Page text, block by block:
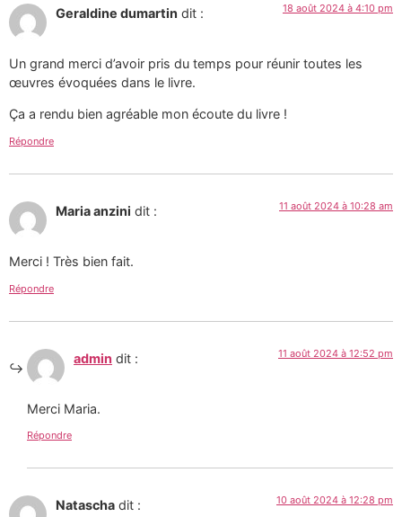
Geraldine dumartin dit : 18 août 2024 à 4:10 pm
Un grand merci d’avoir pris du temps pour réunir toutes les
œuvres évoquées dans le livre.
Ça a rendu bien agréable mon écoute du livre !
Répondre
Maria anzini dit : 11 août 2024 à 10:28 am
Merci ! Très bien fait.
Répondre
admin dit : 11 août 2024 à 12:52 pm
Merci Maria.
Répondre
Natascha dit : 10 août 2024 à 12:28 pm